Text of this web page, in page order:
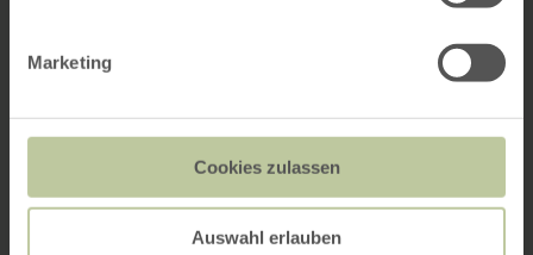
Marketing
Cookies zulassen
Auswahl erlauben